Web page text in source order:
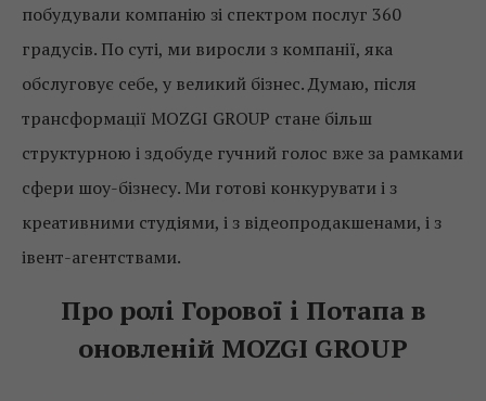
побудували компанію зі спектром послуг 360
градусів. По суті, ми виросли з компанії, яка
обслуговує себе, у великий бізнес. Думаю, після
трансформації MOZGI GROUP стане більш
структурною і здобуде гучний голос вже за рамками
сфери шоу-бізнесу. Ми готові конкурувати і з
креативними студіями, і з відеопродакшенами, і з
івент-агентствами.
Про ролі Горової і Потапа в
оновленій MOZGI GROUP